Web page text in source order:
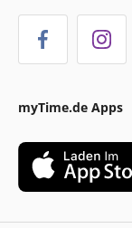
myTime.de Apps